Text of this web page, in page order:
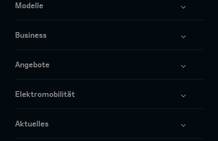
Modelle
Business
Angebote
Elektromobilität
Aktuelles